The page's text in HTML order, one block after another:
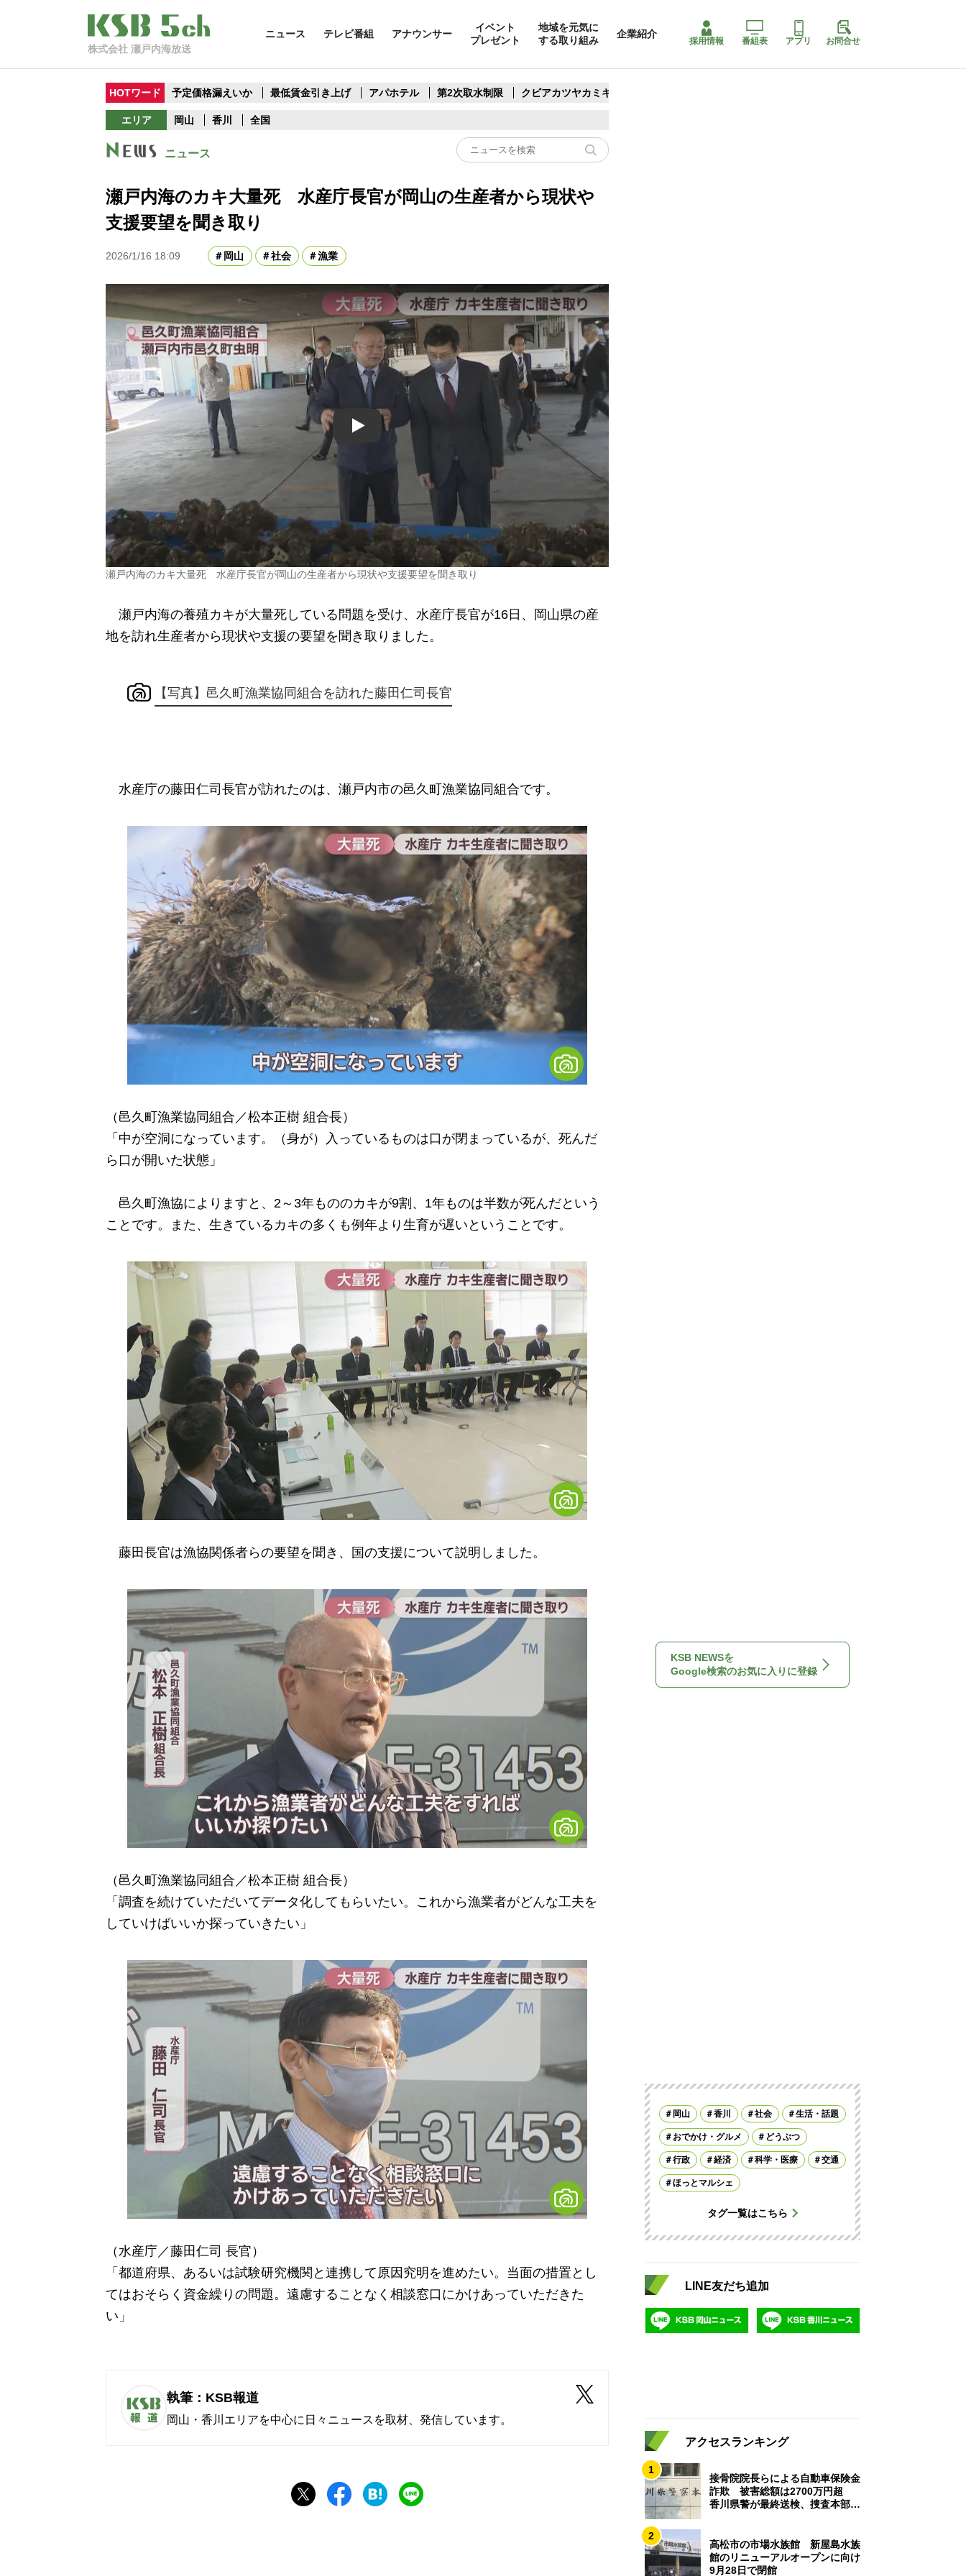
株式会社 瀬戸内海放送
ニュース テレビ番組 アナウンサー
イベント
プレゼント
地域を元気に
する取り組み
企業紹介
採用情報 番組表 アプリ お問合せ
HOTワード 予定価格漏えいか 最低賃金引き上げ アパホテル 第2次取水制限 クビアカツヤカミキリ
エリア 岡山 香川 全国
ニュース
瀬戸内海のカキ大量死 水産庁長官が岡山の生産者から現状や
支援要望を聞き取り
2026/1/16 18:09 岡山 社会 漁業
Play
瀬戸内海のカキ大量死 水産庁長官が岡山の生産者から現状や支援要望を聞き取り
瀬戸内海の養殖カキが大量死している問題を受け、水産庁長官が16日、岡山県の産
地を訪れ生産者から現状や支援の要望を聞き取りました。
【写真】邑久町漁業協同組合を訪れた藤田仁司長官
水産庁の藤田仁司長官が訪れたのは、瀬戸内市の邑久町漁業協同組合です。
（邑久町漁業協同組合／松本正樹 組合長）
「中が空洞になっています。（身が）入っているものは口が閉まっているが、死んだ
ら口が開いた状態」
邑久町漁協によりますと、2～3年もののカキが9割、1年ものは半数が死んだという
ことです。また、生きているカキの多くも例年より生育が遅いということです。
藤田長官は漁協関係者らの要望を聞き、国の支援について説明しました。
（邑久町漁業協同組合／松本正樹 組合長）
「調査を続けていただいてデータ化してもらいたい。これから漁業者がどんな工夫を
していけばいいか探っていきたい」
（水産庁／藤田仁司 長官）
「都道府県、あるいは試験研究機関と連携して原因究明を進めたい。当面の措置とし
てはおそらく資金繰りの問題。遠慮することなく相談窓口にかけあっていただきた
い」
執筆：KSB報道
岡山・香川エリアを中心に日々ニュースを取材、発信しています。
KSB NEWSを
Google検索のお気に入りに登録
岡山 香川 社会 生活・話題
おでかけ・グルメ どうぶつ
行政 経済 科学・医療 交通
ほっとマルシェ
タグ一覧はこちら
LINE友だち追加
アクセスランキング
1
接骨院院長らによる自動車保険金
詐欺 被害総額は2700万円超
香川県警が最終送検、捜査本部解
2
高松市の市場水族館 新屋島水族
館のリニューアルオープンに向け
9月28日で閉館